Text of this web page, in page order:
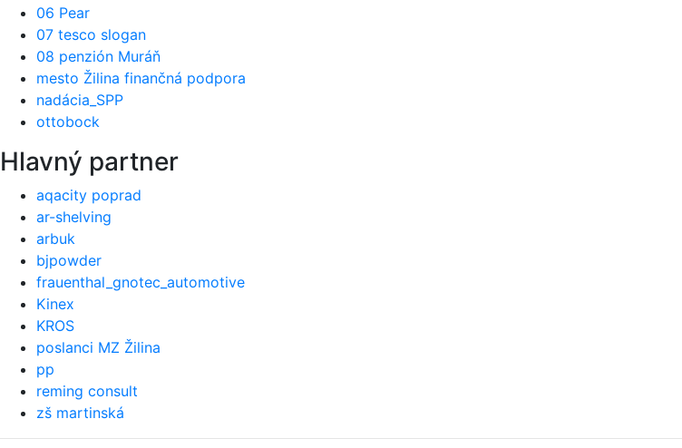
06 Pear
07 tesco slogan
08 penzión Muráň
mesto Žilina finančná podpora
nadácia_SPP
ottobock
Hlavný partner
aqacity poprad
ar-shelving
arbuk
bjpowder
frauenthal_gnotec_automotive
Kinex
KROS
poslanci MZ Žilina
pp
reming consult
zš martinská